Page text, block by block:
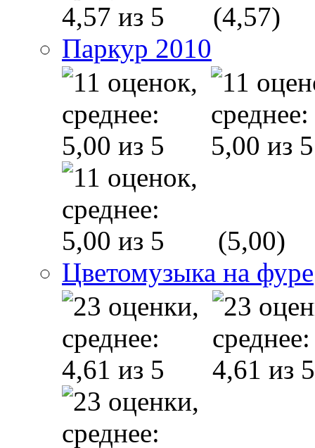
(4,57)
Паркур 2010
(5,00)
Цветомузыка на фуре